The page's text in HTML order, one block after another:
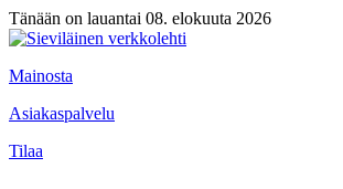
Tänään on lauantai 08. elokuuta 2026
Mainosta
Asiakaspalvelu
Tilaa